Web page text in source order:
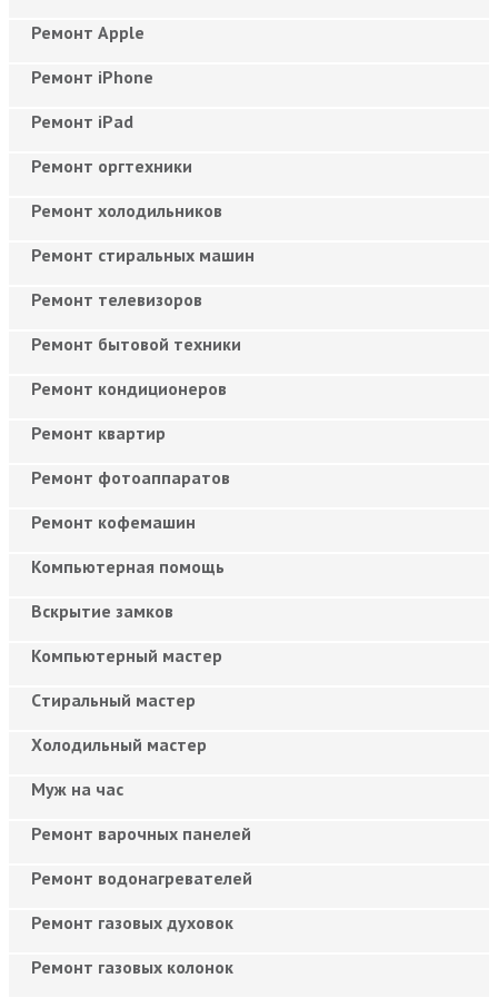
Ремонт Apple
Ремонт iPhone
Ремонт iPad
Ремонт оргтехники
Ремонт холодильников
Ремонт стиральных машин
Ремонт телевизоров
Ремонт бытовой техники
Ремонт кондиционеров
Ремонт квартир
Ремонт фотоаппаратов
Ремонт кофемашин
Компьютерная помощь
Вскрытие замков
Компьютерный мастер
Cтиральный мастер
Холодильный мастер
Муж на час
Ремонт варочных панелей
Ремонт водонагревателей
Ремонт газовых духовок
Ремонт газовых колонок